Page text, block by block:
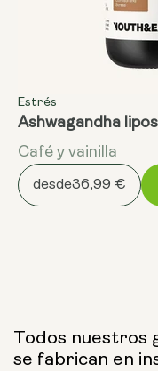
Estrés
Ashwagandha
Café y vainilla
desde36,99 €
Todos nuestros
se fabrican en